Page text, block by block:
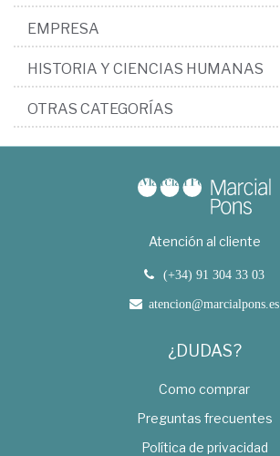
EMPRESA
HISTORIA Y CIENCIAS HUMANAS
OTRAS CATEGORÍAS
Atención al cliente
(+34) 91 304 33 03
atencion@marcialpons.es
¿DUDAS?
Como comprar
Preguntas frecuentes
Política de privacidad